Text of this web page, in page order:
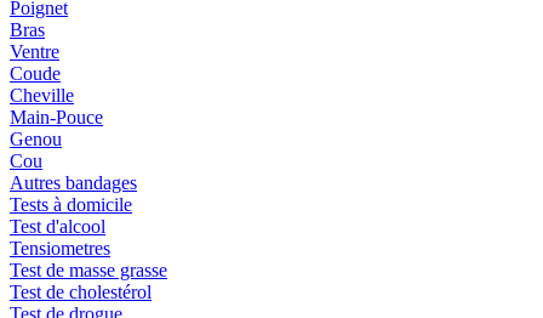
Poignet
Bras
Ventre
Coude
Cheville
Main-Pouce
Genou
Cou
Autres bandages
Tests à domicile
Test d'alcool
Tensiometres
Test de masse grasse
Test de cholestérol